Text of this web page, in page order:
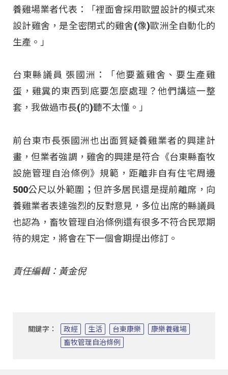
養雞場業者代表：「裡面會採用歐盟設計的模式來
設計雞舍，是全密閉式的雞舍(像)歐洲全自動化的
生產。」
台東縣議員 張國洲：「他要蓋雞舍、要生產雞
蛋，雞糞的東西到底要怎麼處理？他們講這一整
套，我做過市長(的)聽不太懂。」
前台東市長張國洲也出面質疑養雞業者的興建計
畫，但業者強調，雞舍的興建是符合《台東縣畜牧
設施管理自治條例》規範，距離非自有住宅周邊
500公尺以外範圍；但許多居民還是提前離席，向
養雞業者表達強烈的反對意見，多位出席的縣議員
也認為，畜牧管理自治條例還有很多不符合民眾期
待的規定，將會在下一個會期提出修訂。
責任編輯：黃金倪
關鍵字： 政經 生活 台東康樂
康樂養雞場
畜牧管理自治條例